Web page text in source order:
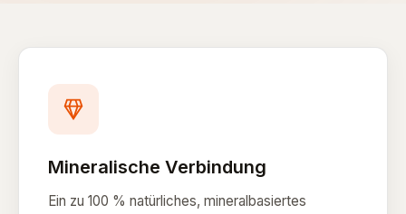
Mineralische Verbindung
Ein zu 100 % natürliches, mineralbasiertes